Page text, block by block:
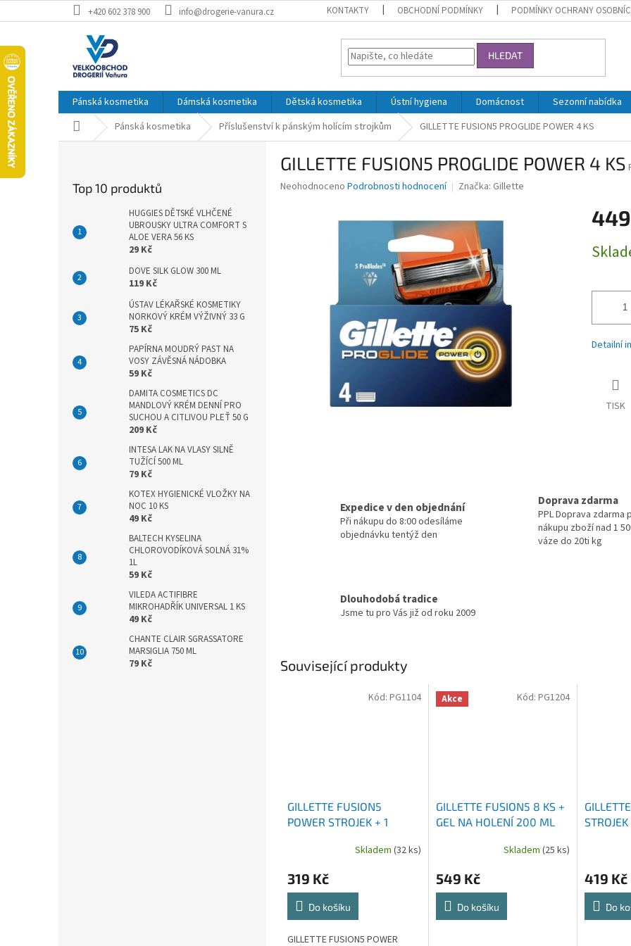
na
+420 602 378 900 info@drogerie-vanura.cz KONTAKTY OBCHODNÍ PODMÍNKY PODMÍNKY OCHRANY
HLEDAT
Pánská kosmetika Dámská kosmetika Dětská kosmetika Ústní hygiena Domácnost
Sezonní nabídka
Domů Pánská kosmetika Příslušenství k pánským holícím strojkům GILLETTE FUSION5 PROGLIDE POWER 4 KS
Top 10 produktů
HUGGIES DĚTSKÉ VLHČENÉ
UBROUSKY ULTRA COMFORT S
ALOE VERA 56 KS
29 Kč
DOVE SILK GLOW 300 ML
119 Kč
ÚSTAV LÉKAŘSKÉ KOSMETIKY
NORKOVÝ KRÉM VÝŽIVNÝ 33 G
75 Kč
PAPÍRNA MOUDRÝ PAST NA
VOSY ZÁVĚSNÁ NÁDOBKA
59 Kč
DAMITA COSMETICS DC
MANDLOVÝ KRÉM DENNÍ PRO
SUCHOU A CITLIVOU PLEŤ 50 G
209 Kč
INTESA LAK NA VLASY SILNĚ
TUŽÍCÍ 500 ML
79 Kč
KOTEX HYGIENICKÉ VLOŽKY NA
NOC 10 KS
49 Kč
BALTECH KYSELINA
CHLOROVODÍKOVÁ SOLNÁ 31%
1L
59 Kč
VILEDA ACTIFIBRE
MIKROHADŘÍK UNIVERSAL 1 KS
49 Kč
CHANTE CLAIR SGRASSATORE
MARSIGLIA 750 ML
79 Kč
GILLETTE FUSION5 PROGLIDE POWER 4 KS
Průměrné
Neohodnoceno Podrobnosti hodnocení Značka: Gillette
cena:
Detailní
TISK
Expedice v den objednání
Při nákupu do 8:00 odesíláme
objednávku tentýž den
Doprava zdarma
PPL Doprava zdarma
nákupu zboží nad 1
váze do 20ti kg
Dlouhodobá tradice
Jsme tu pro Vás již od roku 2009
Související produkty
GILLETTE FUSION5
POWER STROJEK + 1
Skladem (32 ks)
319 Kč
Do košíku
GILLETTE FUSION5 POWER
Kód: PG1104 Akce
GILLETTE FUSION5 8 KS +
GEL NA HOLENÍ 200 ML
Skladem (25 ks)
549 Kč
Do košíku
Kód: PG1204
419 Kč
Do